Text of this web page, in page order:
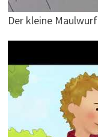
Der kleine